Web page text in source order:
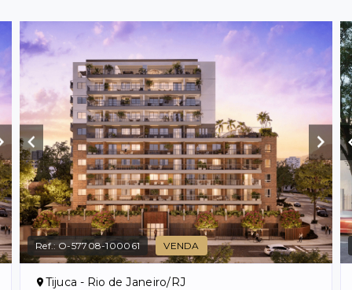
Ref.: O-57708-100061 VENDA
Tijuca - Rio de Janeiro/RJ